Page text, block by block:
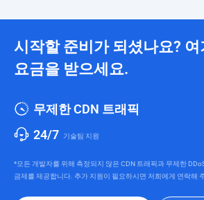
시작할 준비가 되셨나요?
요금을 받으세요.
무제한 CDN 트래픽
24/7
기술팀 지원
*모든 개발자를 위해 측정되지 않은 CDN 트래픽과 무제한
금제를 제공합니다. 추가 지원이 필요하시면 저희에게 연락해